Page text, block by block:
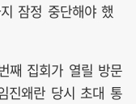
잠정 중단해야 했
째 집회가 열릴 방문
진왜란 당시 초대 통